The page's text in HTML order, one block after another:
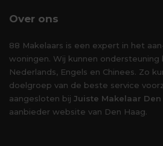
Over ons
88 Makelaars is een expert in het
woningen. Wij kunnen ondersteuning
Nederlands, Engels en Chinees. Zo
doelgroep van de beste service
aangesloten bij Juiste Makelaar Den
aanbieder website van Den Haag.